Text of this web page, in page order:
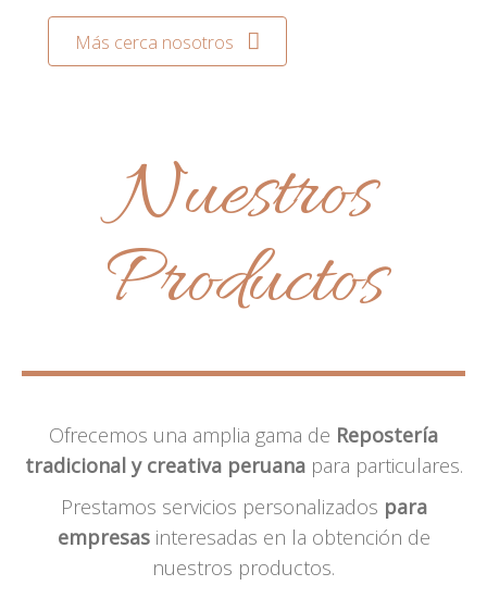
Más cerca nosotros
Nuestros
Productos
Ofrecemos una amplia gama de Repostería
tradicional y creativa peruanapara particulares.
Prestamos servicios personalizados para
empresasinteresadas en la obtención de
nuestros productos.